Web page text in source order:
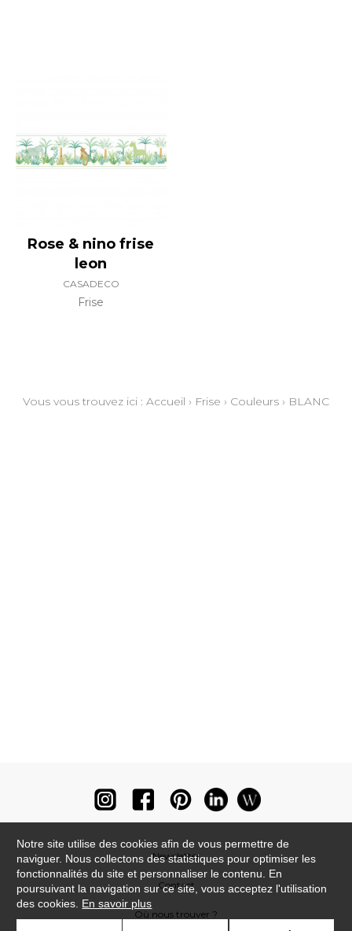
Rose & nino frise
leon
CASADECO
Frise
Vous vous trouvez ici : Accueil › Frise › Couleurs › BLANC
Newsletter
Contact
Où nous trouver ?
Notre site utilise des cookies afin de vous permettre de
naviguer. Nous collectons des statistiques pour optimiser les
fonctionnalités du site et personnaliser le contenu. En
poursuivant la navigation sur ce site, vous acceptez l'utilisation
des cookies. En savoir plus